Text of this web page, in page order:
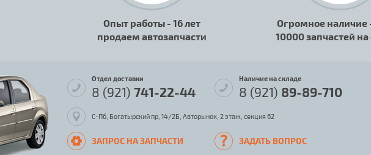
Опыт работы - 16 лет
продаем автозапчасти
Огромное наличие
10000 запчастей на
Отдел доставки
8 (921) 741-22-44
Наличие на складе
8 (921) 89-89-710
С-Пб, Богатырский пр, 14/2Б, Авторынок, 2 этаж, секция 62
ЗАПРОС НА ЗАПЧАСТИ ЗАДАТЬ ВОПРОС